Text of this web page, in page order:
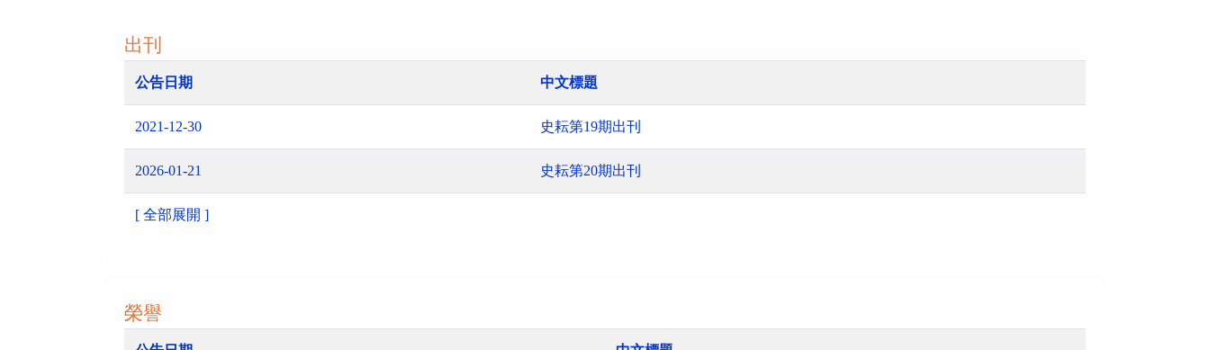
出刊
公告日期 中文標題
2021-12-30 史耘第19期出刊
2026-01-21 史耘第20期出刊
[ 全部展開 ]
榮譽